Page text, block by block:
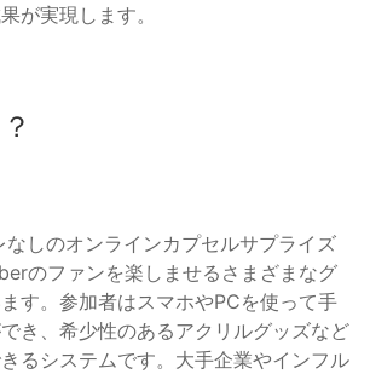
が実現します。
なしのオンラインカプセルサプライズ
のファンを楽しませるさまざまなグ
す。参加者はスマホやPCを使って手
き、希少性のあるアクリルグッズなど
るシステムです。大手企業やインフル